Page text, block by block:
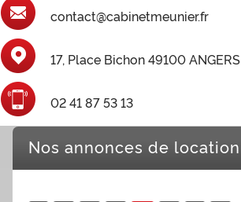
contact@cabinetmeunier.fr
17, Place Bichon 49100 ANGERS
02 41 87 53 13
Nos annonces de location